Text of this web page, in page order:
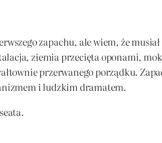
zapachu, ale wiem, że
ziemia przecięta oponami,
przerwanego porządku.
i ludzkim dramatem.